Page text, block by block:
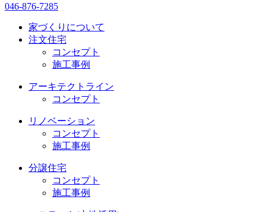
046-876-7285
家づくりについて
注文住宅
コンセプト
施工事例
アーキテクトライン
コンセプト
リノベーション
コンセプト
施工事例
分譲住宅
コンセプト
施工事例